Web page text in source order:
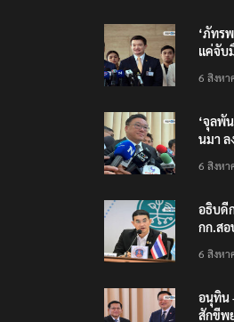
‘ภัทร
แค่จับ
ข้ามแ
6 สิงหา
‘จุลพั
นมา ล
กรอบ
6 สิงหา
อธิบดี
กก.สอ
แรมฝ่
6 สิงหา
อนุทิน
สักขีพ